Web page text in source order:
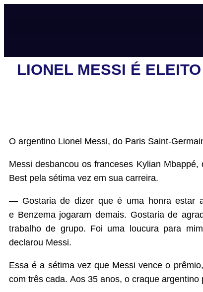
LIONEL MESSI É
O argentino Lionel Messi, do Paris Saint-
Messi desbancou os franceses Kylian
Best pela sétima vez em sua carreira.
— Gostaria de dizer que é uma honra estar
e Benzema jogaram demais. Gostaria de
trabalho de grupo. Foi uma loucura para
declarou Messi.
Essa é a sétima vez que Messi vence o
com três cada. Aos 35 anos, o craque